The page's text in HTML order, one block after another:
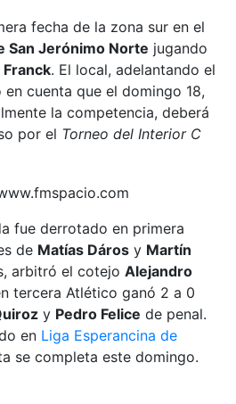
fecha de la zona sur en el
San Jerónimo Norte jugando
. El local, adelantando el
cuenta que el domingo 18,
la competencia, deberá
por el Torneo del Interior C
fue derrotado en primera
de Matías Dáros y Martín
arbitró el cotejo Alejandro
tercera Atlético ganó 2 a 0
y Pedro Felice de penal.
en Liga Esperancina de
se completa este domingo.